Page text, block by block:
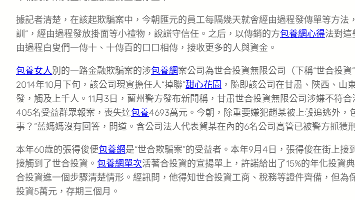
據記者清楚，在該起欺騙案中，今朝匯元的員工每隔幾天就會經由過程發傳單等方法
訓”，經由過程發放掛面等小禮物，說謊守信任。之后，以傳銷的方包養網心得法對這
由過程白叟們一傳十、十傳百的口口相傳，接收更多的人與資金。
包養女人別的一路金融欺騙案的涉包養網案公司為世合投資無限公司（下稱“世合投資
2014年10月下旬，該公司現實擔任人“掉聯”甜心花園 ，隨即該公司在甘肅、陜西、山
發，觸及上千人。11月3日，蘭州警方發布新聞稱，甘肅世合投資無限公司涉嫌不符
405名受益群眾報案，喪失達包養4693萬元。今朝，除重要嫌犯趙某被上彀追逃外，
事？”藍媽媽沒有回答，問道。含公司法人代表賀某在內的6名公司高管已被警方抓獲
本年60歲的張得俊便包養網是“世合欺騙案”的受益者。本年9月4日，張得俊在街上接
接觸到了世合投資。 包養網單次活著合投資的宣揚單上，許諾給出了15%的年化投資
合投資進一個步驟清楚情形。經訊問，他得知世合投資工商、稅務等證件齊備，但為
投資5萬元，存期三個月。